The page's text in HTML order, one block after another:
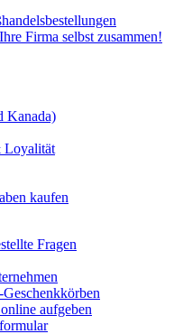
Firma selbst zusammen!
Kanada)
Loyalität
kaufen
Fragen
aufgeben